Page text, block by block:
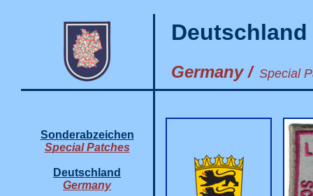
Germany / Special
Sonderabzeichen
Special Patches
Deutschland
Germany